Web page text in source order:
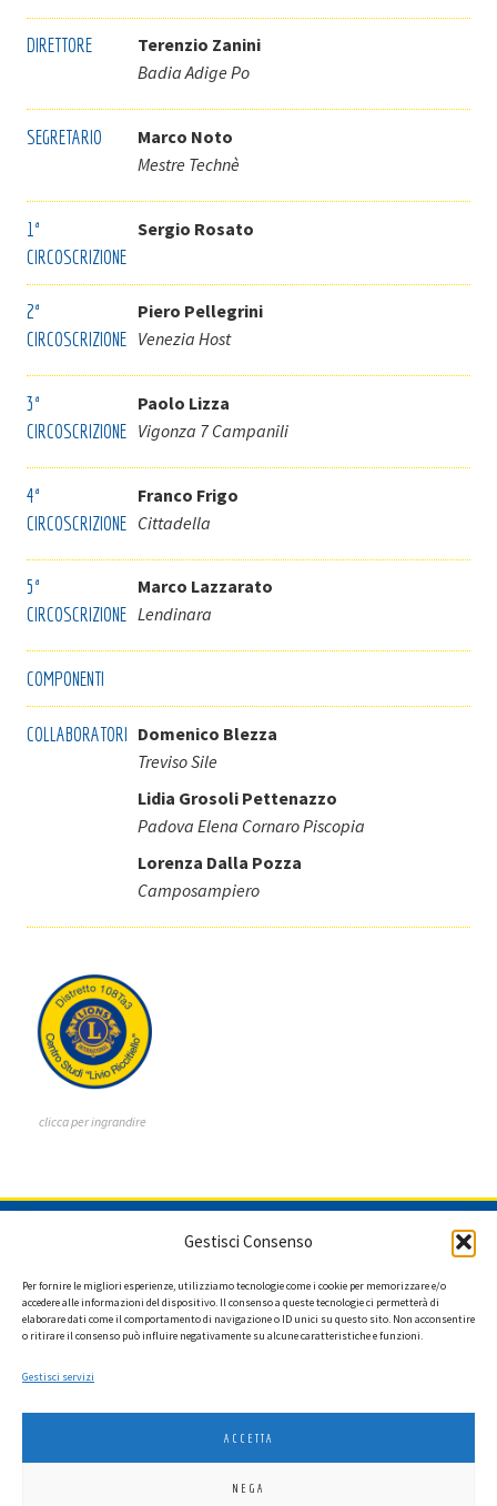
Gestisci Consenso
Per fornire le migliori esperienze, utilizziamo tecnologie come i cookie per memorizzare e/o
accedere alle informazioni del dispositivo. Il consenso a queste tecnologie ci permetterà di
elaborare dati come il comportamento di navigazione o ID unici su questo sito. Non acconsentire
o ritirare il consenso può influire negativamente su alcune caratteristiche e funzioni.
Gestisci servizi
ACCETTA
NEGA
DIRETTORE
Terenzio Zanini
Badia Adige Po
SEGRETARIO
Marco Noto
Mestre Technè
1ª
CIRCOSCRIZIONE
Sergio Rosato
2ª
CIRCOSCRIZIONE
Piero Pellegrini
Venezia Host
3ª
CIRCOSCRIZIONE
Paolo Lizza
Vigonza 7 Campanili
4ª
CIRCOSCRIZIONE
Franco Frigo
Cittadella
5ª
CIRCOSCRIZIONE
Marco Lazzarato
Lendinara
COMPONENTI
COLLABORATORI Domenico Blezza
Treviso Sile
Lidia Grosoli Pettenazzo
Padova Elena Cornaro Piscopia
Lorenza Dalla Pozza
Camposampiero
clicca per ingrandire
Ho letto l'informativa privacy e acconsento a ricevere via e-mail la
newsletter contenente aggiornamenti su attività, iniziative ed eventi